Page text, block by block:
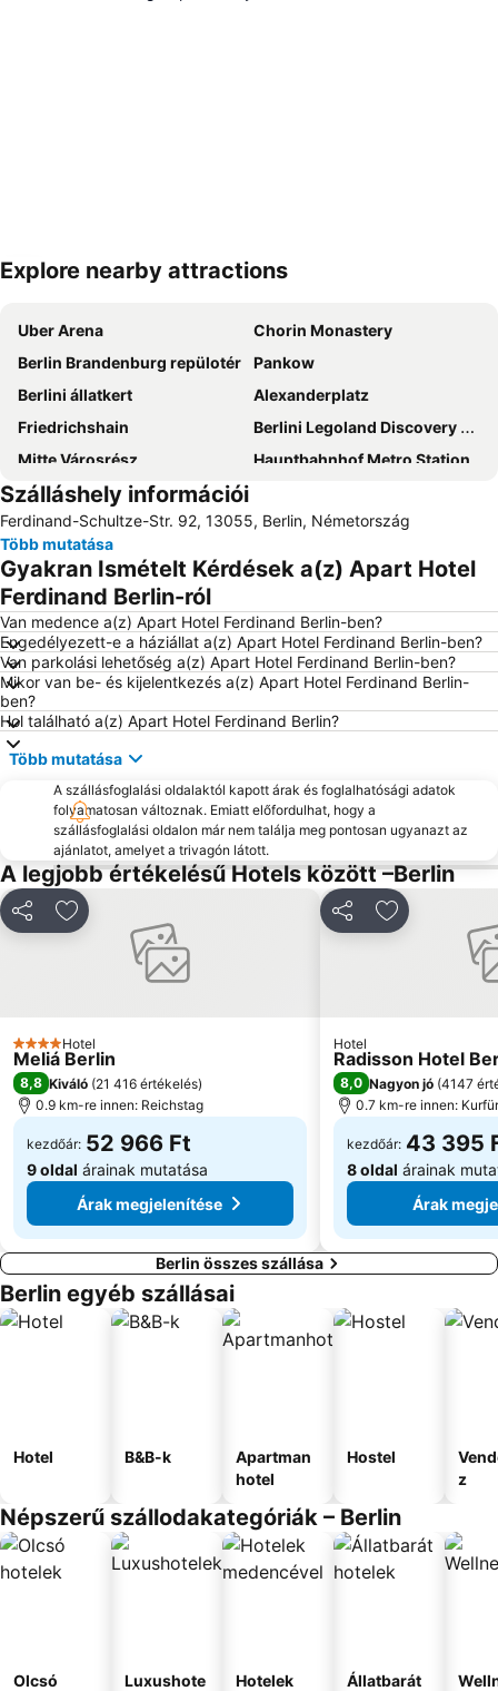
Nagy méretű térkép
Explore nearby attractions
Uber Arena
Chorin Monastery
Berlin Brandenburg repülotér
Pankow
Berlini állatkert
Alexanderplatz
Friedrichshain
Berlini Legoland Discovery Centre élménypark
Mitte Városrész
Hauptbahnhof Metro Station
Potsdamer tér
Brandenburgi kapu
Berlin Olympiai Stadion
Kreuzberg városnegyed
Zoo-Aquarium Berlin
ILA - International Aerospace Exhibition Berlin-Brandenburg
Tropical Islands Resort
Alexander tér
Max-Schmeling-Halle
Friedrichstraße bevásárlóutca
Neukölln
Tiergarten kerület
Charlottenburg kastély
Marzahn
Berlin főpályaudvar
Karlshorst
InnoTrans
Bahnhof Zoologischer Garten Waldbühne amfiteátrum
Zehlendorf
Golm
Samariterstr. Metro Station
Alexanderplatz Metro Station
Német Állami Operaház
Wilmersdorfer Str. Metro Station
Schmargendorf
SSE Europa-Sportpark
FEZ Wuhlheide
Tempodrom
Spielbank Berlin - Am Potsdamer Platz -
Berliner Philharmonie
Platz der Luftbrücke Metro Station
Afrikanische Straße Metro Station
Szálláshely információi
Ferdinand-Schultze-Str. 92, 13055, Berlin, Németország
Több mutatása
Gyakran Ismételt Kérdések a(z) Apart Hotel
Ferdinand Berlin-ról
Van medence a(z) Apart Hotel Ferdinand Berlin-ben?
Engedélyezett-e a háziállat a(z) Apart Hotel Ferdinand Berlin-ben?
Van parkolási lehetőség a(z) Apart Hotel Ferdinand Berlin-ben?
Mikor van be- és kijelentkezés a(z) Apart Hotel Ferdinand Berlin-
ben?
Hol található a(z) Apart Hotel Ferdinand Berlin?
Több mutatása
A szállásfoglalási oldalaktól kapott árak és foglalhatósági adatok
folyamatosan változnak. Emiatt előfordulhat, hogy a
szállásfoglalási oldalon már nem találja meg pontosan ugyanazt az
ajánlatot, amelyet a trivagón látott.
A legjobb értékelésű Hotels között –Berlin
MegosztásHozzáadás a kedvencekhez
4 Kategória
Hotel
Meliá Berlin
8,8 Kiváló (21 416 értékelés)
0.9 km-re innen: Reichstag
kezdőár: 52 966 Ft
9 oldal árainak mutatása
Árak megjelenítése
MegosztásHozzáadás
Hotel
Radisson Hotel
8,0 Nagyon jó (4147
0.7 km-re innen:
kezdőár: 43 395
8 oldal árainak
Árak
Berlin összes szállása
Berlin egyéb szállásai
Hotel B&B-k
Apartman
hotel
Hostel
z
Népszerű szállodakategóriák – Berlin
Olcsó
Luxushote
Hotelek
Állatbarát